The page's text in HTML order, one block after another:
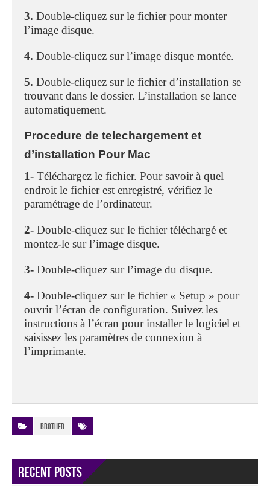
3. Double-cliquez sur le fichier pour monter
l’image disque.
4. Double-cliquez sur l’image disque montée.
5. Double-cliquez sur le fichier d’installation se
trouvant dans le dossier. L’installation se lance
automatiquement.
Procedure de telechargement et
d’installation Pour Mac
1- Téléchargez le fichier. Pour savoir à quel
endroit le fichier est enregistré, vérifiez le
paramétrage de l’ordinateur.
2- Double-cliquez sur le fichier téléchargé et
montez-le sur l’image disque.
3- Double-cliquez sur l’image du disque.
4- Double-cliquez sur le fichier « Setup » pour
ouvrir l’écran de configuration. Suivez les
instructions à l’écran pour installer le logiciel et
saisissez les paramètres de connexion à
l’imprimante.
Brother
Recent Posts